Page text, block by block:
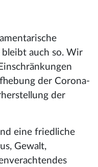
bleibt auch so. Wir
der Corona-
der
eine friedliche
Gewalt,